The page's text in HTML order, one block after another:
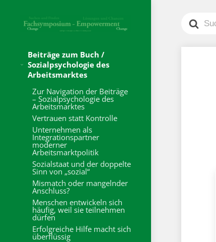
Beiträge zum Buch /
Sozialpsychologie des
Arbeitsmarktes
Zur Navigation der Beiträge
– Sozialpsychologie des
Arbeitsmarktes
Vertrauen statt Kontrolle
Unternehmen als
Integrationspartner
moderner
Arbeitsmarktpolitik
Sozialstaat und der doppelte
Sinn von „sozial“
Mismatch oder mangelnder
Anschluss?
Menschen entwickeln sich
häufig, weil sie teilnehmen
dürfen
Erfolgreiche Hilfe macht sich
überflüssig
Search
For